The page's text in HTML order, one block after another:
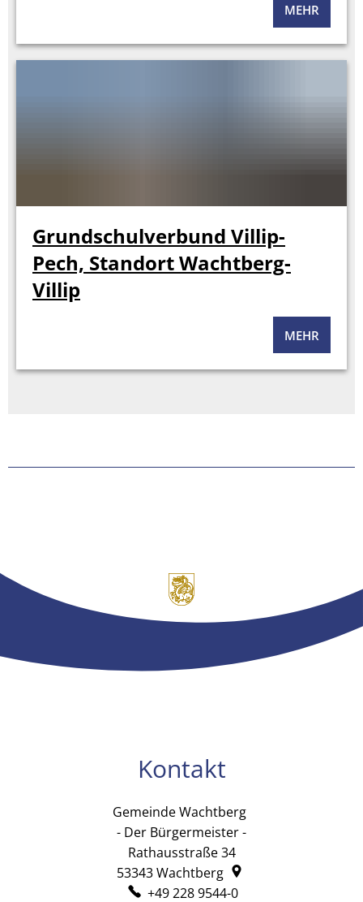
MEHR
Grundschulverbund Villip-
Pech, Standort Wachtberg-
Villip
MEHR
Kontakt
Gemeinde Wachtberg
- Der Bürgermeister -
Rathausstraße 34
53343Wachtberg
+49 228 9544-0